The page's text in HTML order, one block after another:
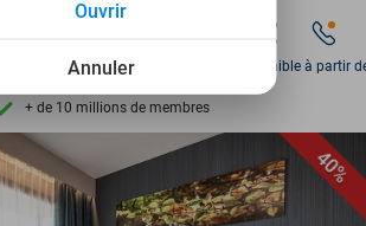
Disponible 7 jours par semaine
+ de 10 millions de membres
9,4 basé sur206 257 avis
Découvrez + de 15.000 deals
Disponible 7 jours par semaine
Disponible à partir
40%
Annuler
Ouvrir